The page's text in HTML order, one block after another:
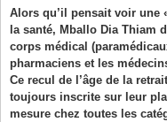
Alors qu’il pensait voir une
la santé, Mballo Dia Thiam
corps médical
pharmaciens et les
Ce recul de l’âge de la
toujours inscrite sur leur
mesure chez toutes les